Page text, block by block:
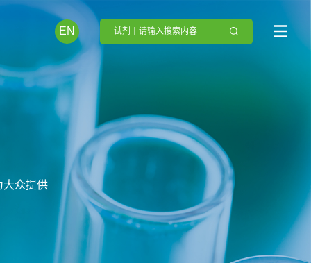
EN
常见问题
技术支援
大众提供